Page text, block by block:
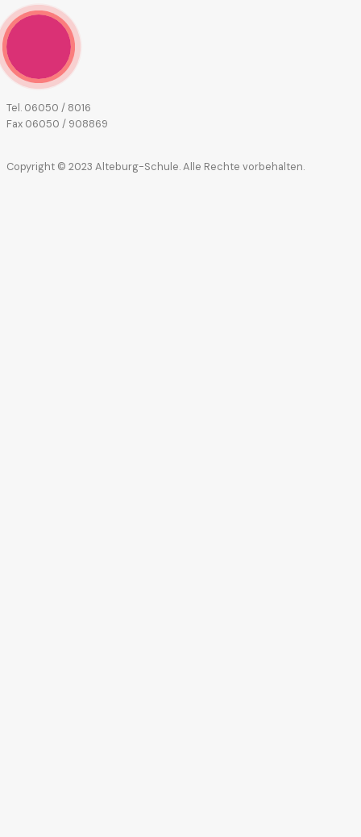
Tel. 06050 / 8016
Fax 06050 / 908869
Copyright © 2023 Alteburg-Schule. Alle Rechte vorbehalten.